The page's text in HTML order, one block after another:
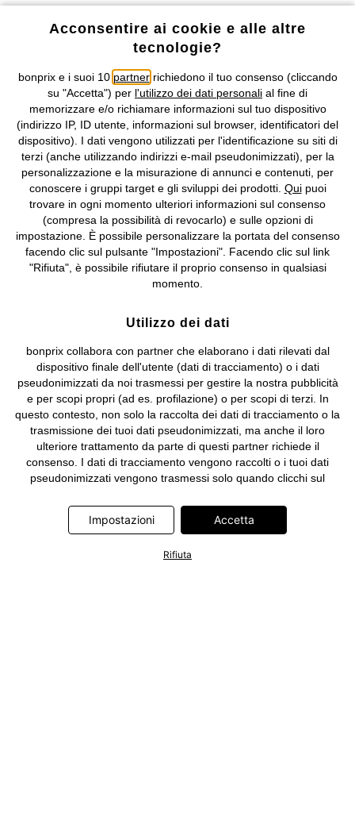
Condizioni di vendita Accessibilità
Informazioni legali Diritto di recesso
2026 bonprix.
Tutti i diritti riservati.
bonprix S.r.l. con socio unico, sede legale: via Adua 33 - 13855
Valdengo (BI) C.F. 01510910027 - P.I. 01939830020, Reg. Imprese di
IT09060P00000858, N. Reg. AEE: IT08020000002105 Capitale
Sociale: euro 1.000.000 i.v, Società soggetta all'attività di direzione
e coordinamento di bonprix Beteiligungs -Verwaltungsgesellschaft
Acconsentire ai cookie e alle altre
tecnologie?
bonprix e i suoi 10 partnerrichiedono il tuo consenso (cliccando
su "Accetta") per l'utilizzo dei dati personali al fine di
memorizzare e/o richiamare informazioni sul tuo dispositivo
(indirizzo IP, ID utente, informazioni sul browser, identificatori del
dispositivo). I dati vengono utilizzati per l'identificazione su siti di
terzi (anche utilizzando indirizzi e-mail pseudonimizzati), per la
personalizzazione e la misurazione di annunci e contenuti, per
conoscere i gruppi target e gli sviluppi dei prodotti. Quipuoi
trovare in ogni momento ulteriori informazioni sul consenso
(compresa la possibilità di revocarlo) e sulle opzioni di
impostazione. È possibile personalizzare la portata del consenso
facendo clic sul pulsante "Impostazioni". Facendo clic sul link
"Rifiuta", è possibile rifiutare il proprio consenso in qualsiasi
momento.
Utilizzo dei dati
bonprix collabora con partner che elaborano i dati rilevati dal
dispositivo finale dell'utente (dati di tracciamento) o i dati
pseudonimizzati da noi trasmessi per gestire la nostra pubblicità
e per scopi propri (ad es. profilazione) o per scopi di terzi. In
questo contesto, non solo la raccolta dei dati di tracciamento o la
trasmissione dei tuoi dati pseudonimizzati, ma anche il loro
ulteriore trattamento da parte di questi partner richiede il
consenso. I dati di tracciamento vengono raccolti o i tuoi dati
pseudonimizzati vengono trasmessi solo quando clicchi sul
seguenti società: Adjust GmbH, Criteo SA, Google Ireland
Limited, Hurra Communications GmbH, ID5 Technology Ltd,
Limited, Pinterest Europe Limited, RTB-House GmbH, TikTok
Impostazioni Accetta
Rifiuta